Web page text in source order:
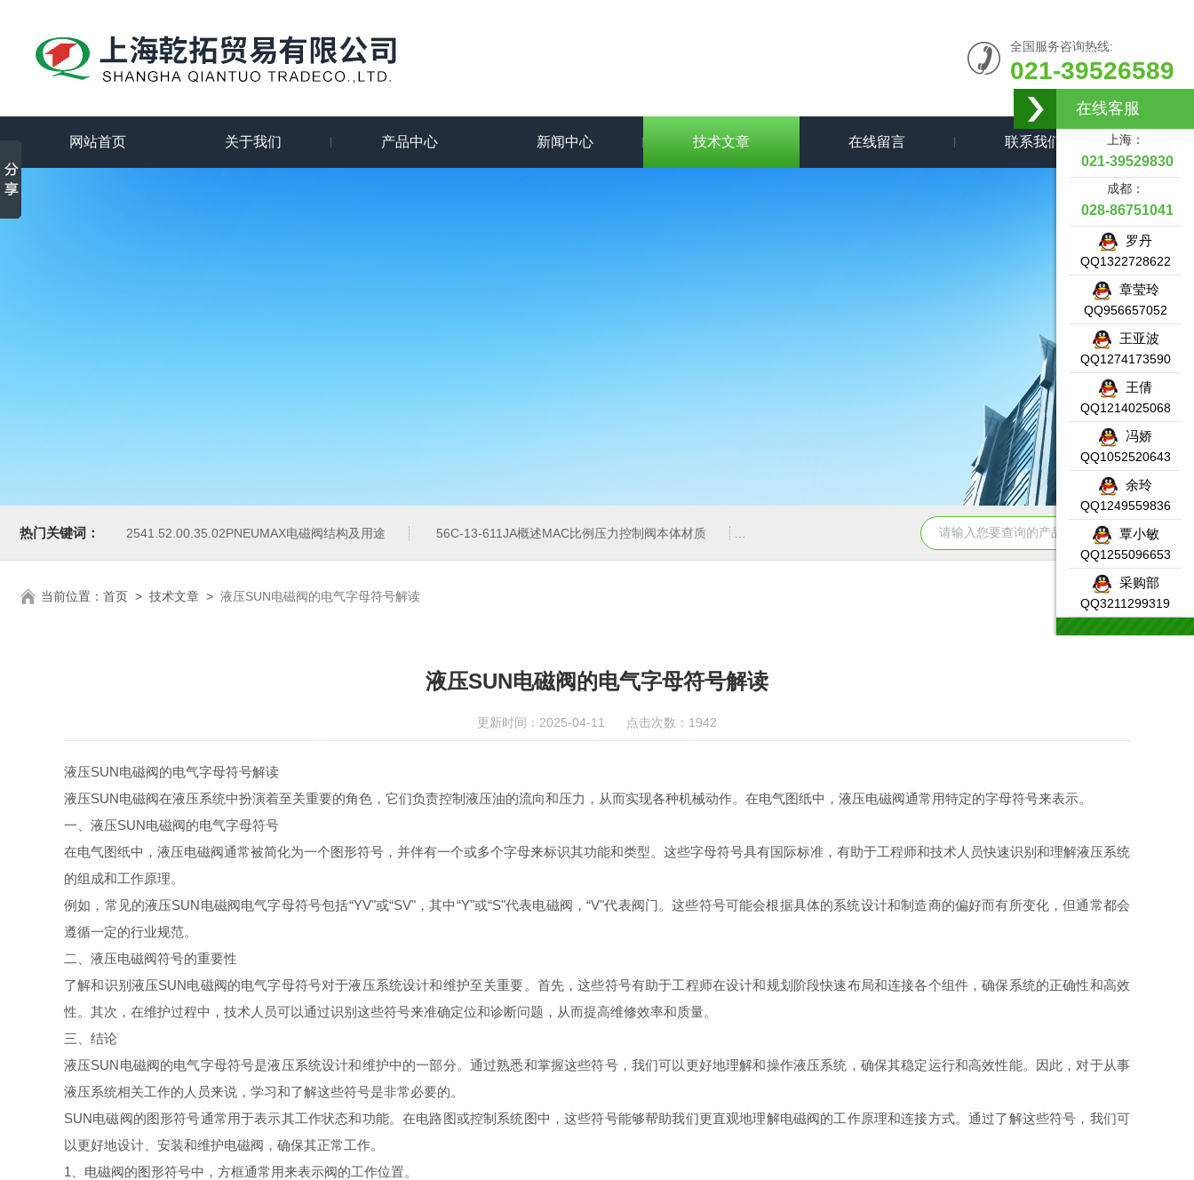
全国服务咨询热线:
021-39526589
网站首页 关于我们 产品中心 新闻中心 技术文章 在线留言 联系我们
热门关键词： 2541.52.00.35.02PNEUMAX电磁阀结构及用途 56C-13-611JA概述MAC比例压力控制阀本体材质 6ES7331-7KF02-0AB0SIEMENS输入模块产品示意图 DW-AS-623-
当前位置： 首页 > 技术文章 > 液压SUN电磁阀的电气字母符号解读
液压SUN电磁阀的电气字母符号解读
更新时间：2025-04-11 点击次数：1942
液压SUN电磁阀的电气字母符号解读
液压SUN电磁阀在液压系统中扮演着至关重要的角色，它们负责控制液压油的流向和压力，从而实现各种机械动作。在电气图纸中，液压电磁阀通常用特定的字母符号来表示。
一、液压SUN电磁阀的电气字母符号
在电气图纸中，液压电磁阀通常被简化为一个图形符号，并伴有一个或多个字母来标识其功能和类型。这些字母符号具有国际标准，有助于工程师和技术人员快速识别和理解液压系统
的组成和工作原理。
例如，常见的液压SUN电磁阀电气字母符号包括“YV"或“SV"，其中“Y"或“S"代表电磁阀，“V"代表阀门。这些符号可能会根据具体的系统设计和制造商的偏好而有所变化，但通常都会
遵循一定的行业规范。
二、液压电磁阀符号的重要性
了解和识别液压SUN电磁阀的电气字母符号对于液压系统设计和维护至关重要。首先，这些符号有助于工程师在设计和规划阶段快速布局和连接各个组件，确保系统的正确性和高效
性。其次，在维护过程中，技术人员可以通过识别这些符号来准确定位和诊断问题，从而提高维修效率和质量。
三、结论
液压SUN电磁阀的电气字母符号是液压系统设计和维护中的一部分。通过熟悉和掌握这些符号，我们可以更好地理解和操作液压系统，确保其稳定运行和高效性能。因此，对于从事
液压系统相关工作的人员来说，学习和了解这些符号是非常必要的。
SUN电磁阀的图形符号通常用于表示其工作状态和功能。在电路图或控制系统图中，这些符号能够帮助我们更直观地理解电磁阀的工作原理和连接方式。通过了解这些符号，我们可
以更好地设计、安装和维护电磁阀，确保其正常工作。
1、电磁阀的图形符号中，方框通常用来表示阀的工作位置。
在线客服
上海：
021-39529830
成都：
028-86751041
罗丹
QQ1322728622
章莹玲
QQ956657052
王亚波
QQ1274173590
王倩
QQ1214025068
冯娇
QQ1052520643
余玲
QQ1249559836
覃小敏
QQ1255096653
采购部
QQ3211299319